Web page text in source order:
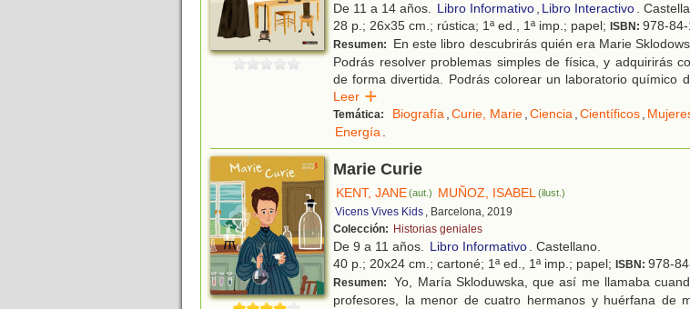
De 11 a 14 años. Libro Informativo, Libro Interactivo.
28 p.; 26x35 cm.; rústica; 1ª ed., 1ª imp.; papel; ISBN: 978-
Resumen:
En este libro descubrirás quién era Marie
Podrás resolver problemas simples de física, y adquirirás
de forma divertida. Podrás colorear un laboratorio químico
Leer
Temática: Biografía,Curie, Marie,Ciencia,Científicos,
Energía.
Marie Curie
KENT, JANE(aut.) MUÑOZ, ISABEL(ilust.)
Vicens Vives Kids , Barcelona, 2019
Colección: Historias geniales
De 9 a 11 años. Libro Informativo. Castellano.
40 p.; 20x24 cm.; cartoné; 1ª ed., 1ª imp.; papel; ISBN: 978-
Resumen:
Yo, María Skloduwska, que así me llamaba
profesores, la menor de cuatro hermanos y huérfana de